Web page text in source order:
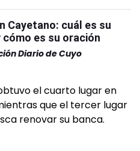
Cayetano: cuál es su
cómo es su oración
Diario de Cuyo
el cuarto lugar en
que el tercer lugar
renovar su banca.